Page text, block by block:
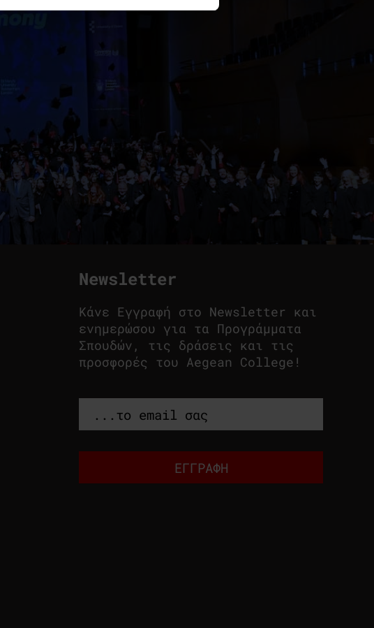
Newsletter
Κάνε Εγγραφή στο Newsletter και
ενημερώσου για τα Προγράμματα
Σπουδών, τις δράσεις και τις
προσφορές του Aegean College!